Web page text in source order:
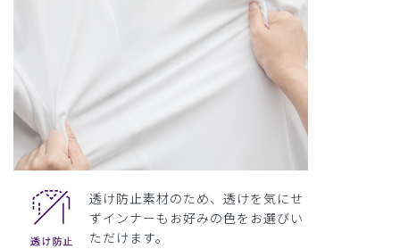
透け防止素材のため、透けを気にせ
ずインナーもお好みの色をお選びい
ただけます。